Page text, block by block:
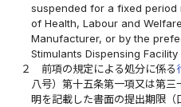
suspended for a fixed period
of Health, Labour and
Manufacturer, or by the
Stimulants Dispensing
２
前項の規定による処分に係る
八号）第十五条第一項又は第
明を記載した書面の提出期限